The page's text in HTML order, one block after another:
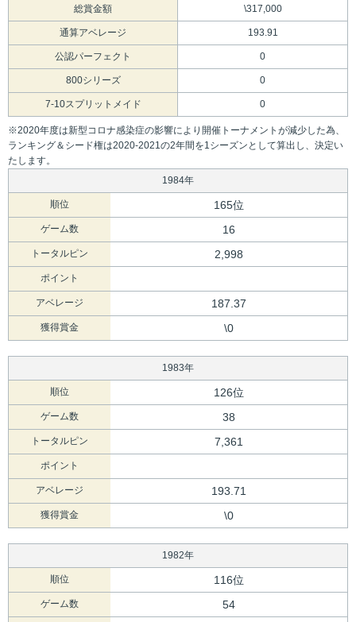
総賞金額 \317,000
通算アベレージ 193.91
公認パーフェクト 0
800シリーズ 0
7-10スプリットメイド 0
※2020年度は新型コロナ感染症の影響により開催トーナメントが減少した為、
ランキング＆シード権は2020-2021の2年間を1シーズンとして算出し、決定い
たします。
1984年
順位 165位
ゲーム数 16
トータルピン 2,998
ポイント
アベレージ 187.37
獲得賞金 \0
1983年
順位 126位
ゲーム数 38
トータルピン 7,361
ポイント
アベレージ 193.71
獲得賞金 \0
1982年
順位 116位
ゲーム数 54